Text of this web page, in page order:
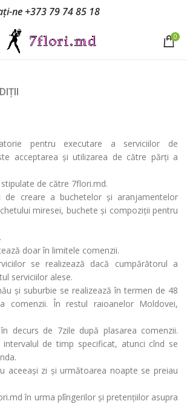
ne +373 79 74 85 18
0
pentru executare a serviciilor de
acceptarea și utilizarea de către părți a
de către 7flori.md.
de creare a buchetelor și aranjamentelor
miresei, buchete și compoziții pentru
doar în limitele comenzii.
se realizează dacă cumpărătorul a
serviciilor alese.
și suburbie se realizează în termen de 48
comenzii. În restul raioanelor Moldovei,
decurs de 7zile după plasarea comenzii.
de timp specificat, atunci cînd se
aceeași zi și următoarea noapte se preiau
în urma plîngerilor și pretențiilor asupra